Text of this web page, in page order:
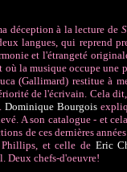
déception à la lecture de
langues, qui reprend
et l'étrangeté
où la musique occupe une
(Gallimard) restitue à
de l'écrivain. Cela
Dominique Bourgois
A son catalogue - et
de ces dernières
Phillips, et celle de Eric
Deux chefs-d'oeuvre!